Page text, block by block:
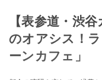
【表参道・渋
のオアシス！
ーンカフェ」